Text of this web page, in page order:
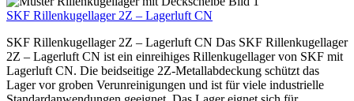
SKF Rillenkugellager 2Z – Lagerluft CN
SKF Rillenkugellager 2Z – Lagerluft CN Das SKF Rillenkugellager
2Z – Lagerluft CN ist ein einreihiges Rillenkugellager von SKF mit
Lagerluft CN. Die beidseitige 2Z-Metallabdeckung schützt das
Lager vor groben Verunreinigungen und ist für viele industrielle